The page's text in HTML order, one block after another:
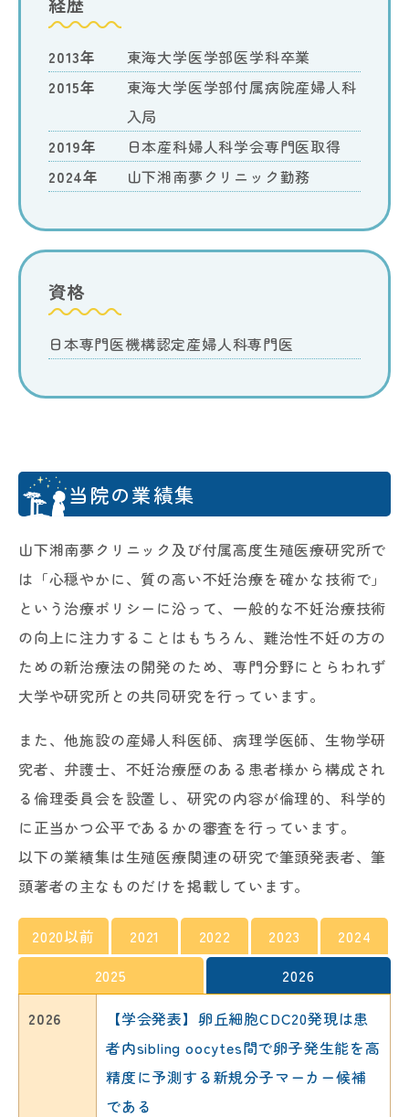
2013年
東海大学医学部医学科卒業
2015年
東海大学医学部付属病院産婦人科
入局
2019年
日本産科婦人科学会専門医取得
2024年
山下湘南夢クリニック勤務
資格
日本専門医機構認定産婦人科専門医
当院の業績集
山下湘南夢クリニック及び付属高度生殖医療研究所で
は「心穏やかに、質の高い不妊治療を確かな技術で」
という治療ポリシーに沿って、一般的な不妊治療技術
の向上に注力することはもちろん、難治性不妊の方の
ための新治療法の開発のため、専門分野にとらわれず
大学や研究所との共同研究を行っています。
また、他施設の産婦人科医師、病理学医師、生物学研
究者、弁護士、不妊治療歴のある患者様から構成され
る倫理委員会を設置し、研究の内容が倫理的、科学的
に正当かつ公平であるかの審査を行っています。
以下の業績集は生殖医療関連の研究で筆頭発表者、筆
頭著者の主なものだけを掲載しています。
2020以前
2020
【特許取得】特許第6774420号
発明の名称：培養容器の表示用シール
登録日：令和2年10月6日
発明者：山下直樹、中田久美子、河野
2021
2021
【学会発表】ヒトの第一卵割時におけ
る紡錘体形成は精子中心体に依存する
微小管形成中心によって導かれる
第66回日本生殖医学会学術講演会（202
2022
2022
【学会発表】超解像イメージングによ
り捉えたヒト受精卵における精子尾部
先端のひげ根様構造
第67回日本生殖医学会学術講演会（202
2023
2023
【講演】イメージングで垣間見るヒト
受精卵の発生メカニズム、ニコンウェ
ブセミナー（2023年12月）
甲斐義輝
2024
2024
【学会発表】胚盤胞直径およびTE、IC
Mの評価と染色体正倍数性に関する検討
第69回日本受精着床学会学術講演会（2
024年11月名古屋）
2025
2025
【講演】ヒト第一卵割における紡錘体
形成ダイナミクス：マウスとの比較で
明らかになる精子中心体の役割とライ
ブセルイメージングによる新たな視点
2026
2026
【学会発表】卵丘細胞CDC20発現は患
者内sibling oocytes間で卵子発生能を高
精度に予測する新規分子マーカー候補
である